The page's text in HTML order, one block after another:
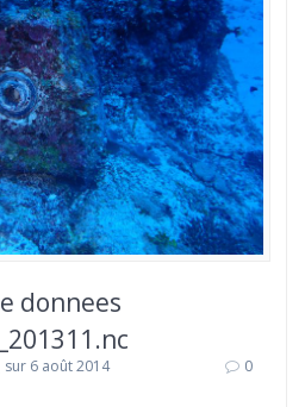
donnees
sur 6 août 2014 0